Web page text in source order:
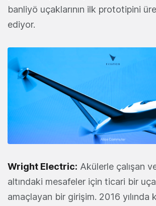
banliyö uçaklarının ilk prototipini
ediyor.
Wright Electric: Akülerle çalışan
altındaki mesafeler için ticari bir
amaçlayan bir girişim. 2016 yılında